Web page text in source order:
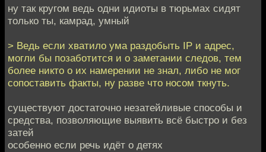
ну так кругом ведь одни идиоты в тюрьмах сидят
только ты, камрад, умный
> Ведь если хватило ума раздобыть IP и адрес,
могли бы позаботится и о заметании следов, тем
более никто о их намерении не знал, либо не мог
сопоставить факты, ну разве что носом ткнуть.
существуют достаточно незатейливые способы и
средства, позволяющие выявить всё быстро и без
затей
особенно если речь идёт о детях